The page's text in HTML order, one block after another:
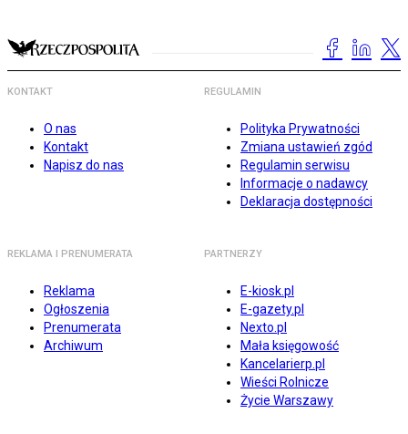
KONTAKT
O nas
Kontakt
Napisz do nas
REGULAMIN
Polityka Prywatności
Zmiana ustawień zgód
Regulamin serwisu
Informacje o nadawcy
Deklaracja dostępności
REKLAMA I PRENUMERATA
Reklama
Ogłoszenia
Prenumerata
Archiwum
PARTNERZY
E-kiosk.pl
E-gazety.pl
Nexto.pl
Mała księgowość
Kancelarierp.pl
Wieści Rolnicze
Życie Warszawy